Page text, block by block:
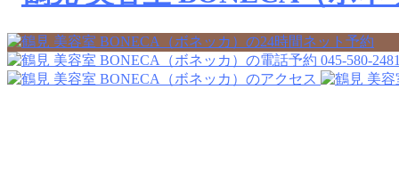
045-580-